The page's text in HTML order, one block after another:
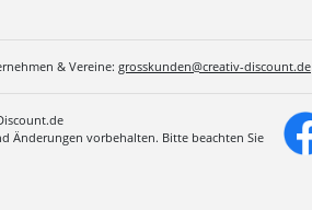
& Vereine: grosskunden@creativ-discount.de
Änderungen vorbehalten. Bitte beachten Sie